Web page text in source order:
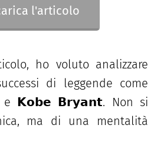
l'articolo
ho voluto analizzare
di leggende come
e 𝗞𝗼𝗯𝗲 𝗕𝗿𝘆𝗮𝗻𝘁. Non si
ma di una mentalità